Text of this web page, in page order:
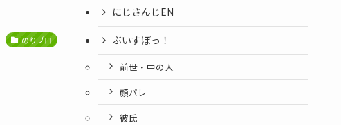
のりプロ
にじさんじEN
ぶいすぽっ！
前世・中の人
顔バレ
彼氏